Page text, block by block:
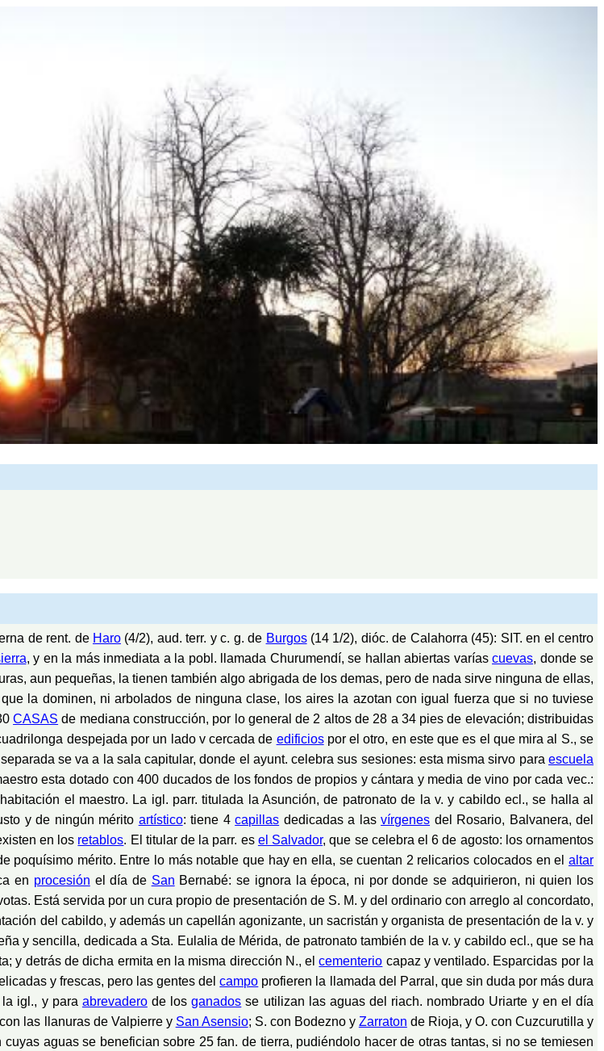
de rent. de Haro(4/2), aud. terr. y c. g. de Burgos(14 1/2), dióc. de Calahorra (45): SIT. en el centro
, y en la más inmediata a la pobl. llamada Churumendí, se hallan abiertas varías cuevas, donde se
aun pequeñas, la tienen también algo abrigada de los demas, pero de nada sirve ninguna de ellas,
la dominen, ni arbolados de ninguna clase, los aires la azotan con igual fuerza que si no tuviese
CASAS de mediana construcción, por lo general de 2 altos de 28 a 34 pies de elevación; distribuidas
despejada por un lado v cercada de edificiospor el otro, en este que es el que mira al S., se
se va a la sala capitular, donde el ayunt. celebra sus sesiones: esta misma sirvo paraescuela
esta dotado con 400 ducados de los fondos de propios y cántara y media de vino por cada vec.:
el maestro. La igl. parr. titulada la Asunción, de patronato de la v. y cabildo ecl., se halla al
y de ningún mérito artístico: tiene 4capillas dedicadas a lasvírgenes del Rosario, Balvanera, del
en los retablos. El titular de la parr. es el Salvador, que se celebra el 6 de agosto: los ornamentos
poquísimo mérito. Entre lo más notable que hay en ella, se cuentan 2 relicarios colocados en elaltar
en procesión el día de San Bernabé: se ignora la época, ni por donde se adquirieron, ni quien los
Está servida por un cura propio de presentación de S. M. y del ordinario con arreglo al concordato,
del cabildo, y además un capellán agonizante, un sacristán y organista de presentación de la v. y
y sencilla, dedicada a Sta. Eulalia de Mérida, de patronato también de la v. y cabildo ecl., que se ha
y detrás de dicha ermita en la misma dirección N., elcementerio capaz y ventilado. Esparcidas por la
y frescas, pero las gentes delcampo profieren la llamada del Parral, que sin duda por más dura
igl., y para abrevaderode losganados se utilizan las aguas del riach. nombrado Uriarte y en el día
las llanuras de Valpierre y San Asensio; S. con Bodezno y Zarraton de Rioja, y O. con Cuzcurutilla y
aguas se benefician sobre 25 fan. de tierra, pudiéndolo hacer de otras tantas, si no se temiesen